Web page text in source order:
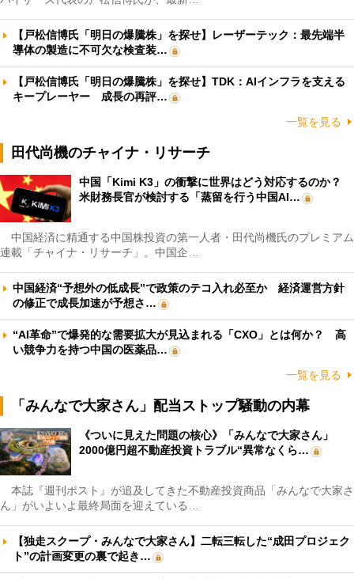
【戸松信博氏「明日の爆騰株」を探せ】レーザーテック：最先端半
導体の製造に不可欠な検査装…
【戸松信博氏「明日の爆騰株」を探せ】TDK：AIインフラを支える
キープレーヤー 成長の再評…
一覧を見る
田代尚機のチャイナ・リサーチ
中国「Kimi K3」の衝撃に世界はどう対応するのか？
米財務長官が検討する「蒸留を行う中国AI…
中国経済に精通する中国株投資の第一人者・田代尚機氏のプレミアム
連載「チャイナ・リサーチ」。中国企…
中国経済“予想外の低成長”で政策のテコ入れ必至か 経済運営方針
の修正で成長加速が予想さ…
“AI革命”で爆発的な需要拡大が見込まれる「CXO」とは何か？ 高
い競争力を持つ中国の医薬品…
一覧を見る
「みんなで大家さん」配当ストップ騒動の内幕
《ついに見えた問題の核心》「みんなで大家さん」
2000億円超不動産投資トラブル“異常なくら…
本誌『週刊ポスト』が追及してきた不動産投資商品「みんなで大家さ
ん」がいよいよ最終局面を迎えている…
【独走スクープ・みんなで大家さん】二転三転した“成田プロジェク
ト”の計画変更の裏で起き…